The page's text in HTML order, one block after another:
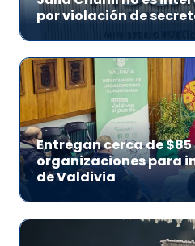
por violación de
Entregan cerca de
organizaciones para
de Valdivia